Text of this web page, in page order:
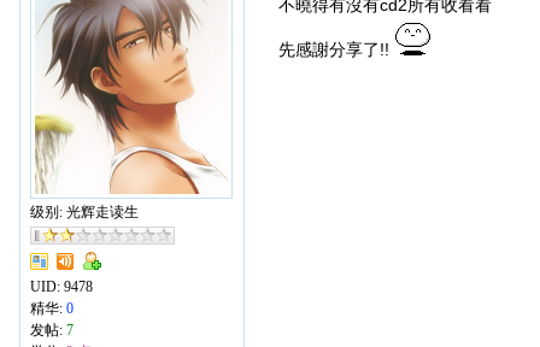
级别: 光辉走读生
UID: 9478
精华: 0
发帖: 7
不曉得有沒有cd2所有收看看
先感謝分享了!!